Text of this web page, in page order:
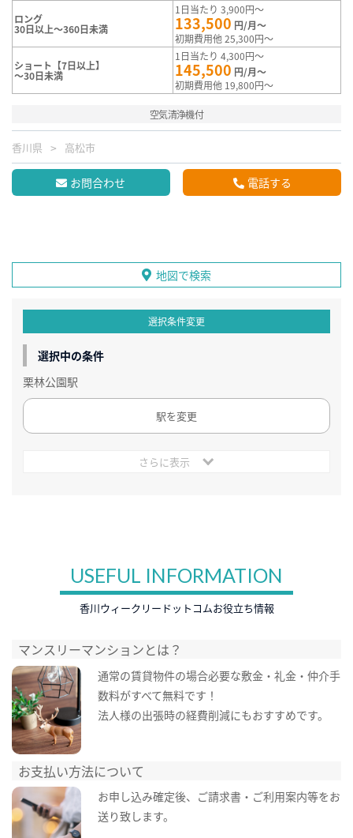
ロング
30日以上～360日未満
1日当たり 3,900円～
133,500 円/月～
初期費用他 25,300円～
ショート【7日以上】
～30日未満
1日当たり 4,300円～
145,500 円/月～
初期費用他 19,800円～
空気清浄機付
香川県 高松市
お問合わせ 電話する
地図で検索
選択条件変更
選択中の条件
栗林公園駅
駅を変更
さらに表示
USEFUL INFORMATION
香川ウィークリードットコムお役立ち情報
マンスリーマンションとは？
通常の賃貸物件の場合必要な敷金・礼金・仲介手
数料がすべて無料です！
法人様の出張時の経費削減にもおすすめです。
お支払い方法について
お申し込み確定後、ご請求書・ご利用案内等をお
送り致します。